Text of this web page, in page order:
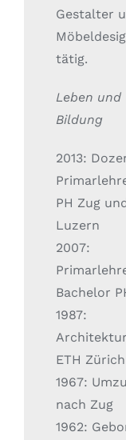
Gestalter
tätig.
Leben und
Bildung
2013:
PH Zug
Luzern
2007:
Bachelor
1987:
ETH Zürich
1967:
nach Zug
1962: